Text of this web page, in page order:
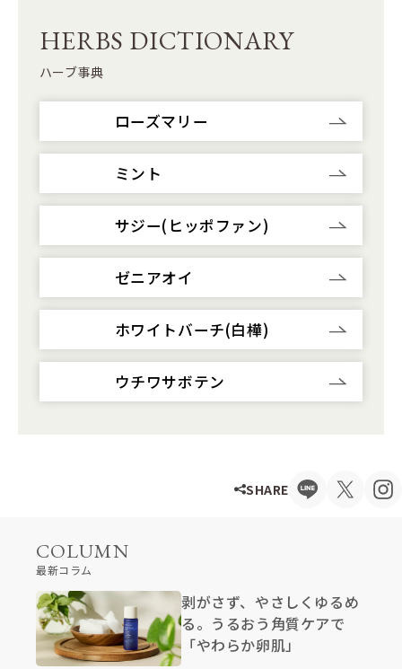
SHARE
COLUMN
最新コラム
剥がさず、やさしくゆるめ
る。うるおう角質ケアで
「やわらか卵肌」